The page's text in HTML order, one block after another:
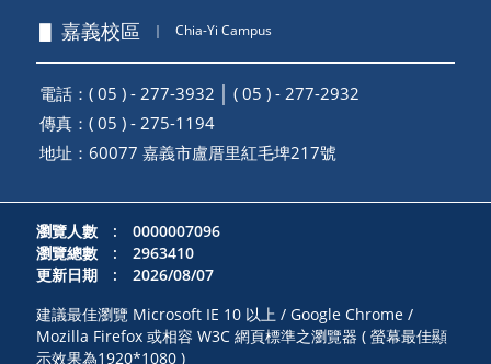
▋ 嘉義校區 ｜ Chia-Yi Campus
電話：( 05 ) - 277-3932 │ ( 05 ) - 277-2932
傳真：( 05 ) - 275-1194
地址： 60077 嘉義市盧厝里紅毛埤217號
瀏覽人數 : 0000007096
瀏覽總數 : 2963410
更新日期 : 2026/08/07
建議最佳瀏覽 Microsoft IE 10 以上 / Google Chrome /
Mozilla Firefox 或相容 W3C 網頁標準之瀏覽器 ( 螢幕最佳顯
示效果為1920*1080 )